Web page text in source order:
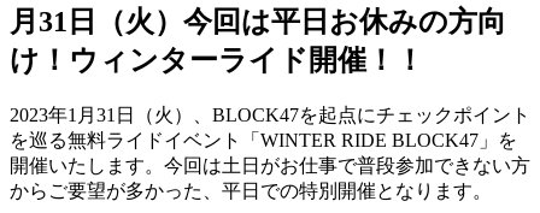
月31日（火）今回は平日お休みの方向
け！ウィンターライド開催！！
2023年1月31日（火）、BLOCK47を起点にチェックポイント
を巡る無料ライドイベント「WINTER RIDE BLOCK47」を
開催いたします。今回は土日がお仕事で普段参加できない方
からご要望が多かった、平日での特別開催となります。